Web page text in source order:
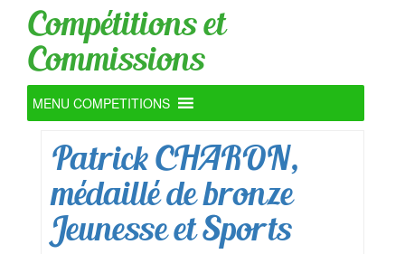
Compétitions et
Commissions
MENU COMPETITIONS
Patrick CHARON,
médaillé de bronze
Jeunesse et Sports